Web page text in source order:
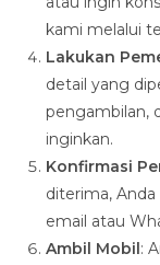
kami melalui
Lakukan
detail yang
pengambilan,
inginkan.
Konfirmasi
diterima,
email atau
Ambil Mobil: